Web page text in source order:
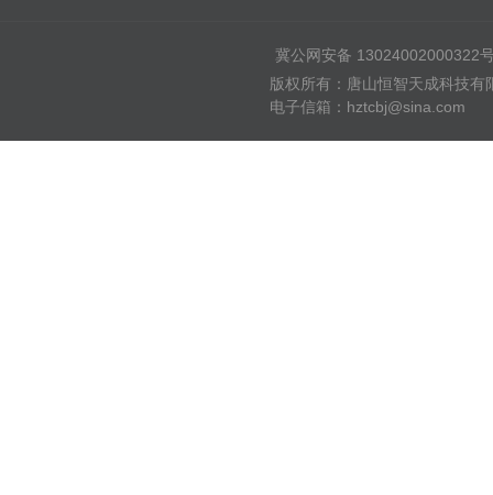
冀公网安备 13024002000322
版权所有：唐山恒智天成科技
电子信箱：hztcbj@sina.com